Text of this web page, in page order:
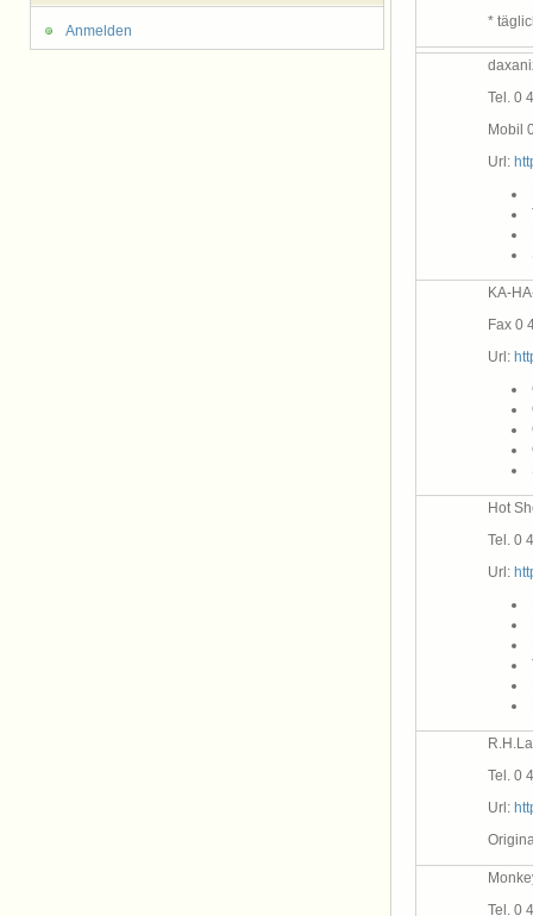
*
Tel. 0
Mobil
Url:
KA-
Fax 0
Url:
Hot
Tel. 0
Url:
Tel. 0
Url:
Tel. 0
Anmelden